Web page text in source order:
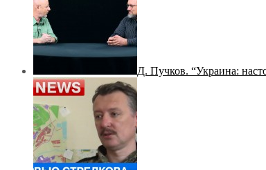
Д. Пучков. “Украина: